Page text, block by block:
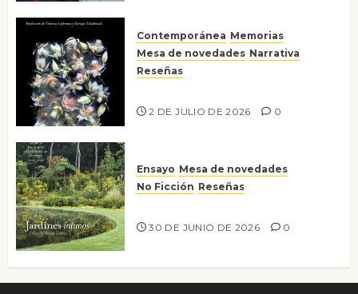
Contemporánea Memorias
Mesa de novedades Narrativa
Reseñas
2 DE JULIO DE 2026 0
Ensayo Mesa de novedades
No Ficción Reseñas
30 DE JUNIO DE 2026 0